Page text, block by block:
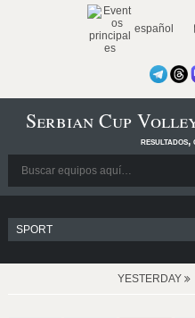
español
Serbian Cup
resultados,
YESTERDAY